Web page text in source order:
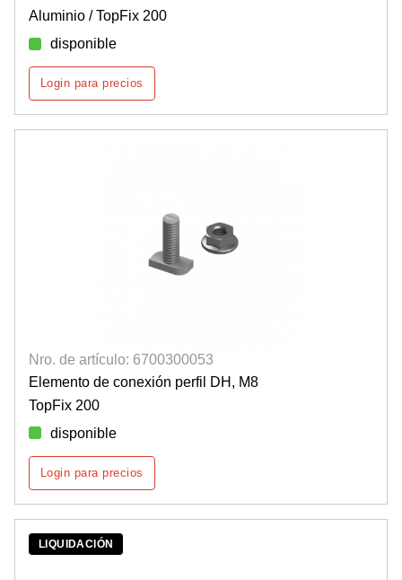
Aluminio / TopFix 200
disponible
Login para precios
Nro. de artículo: 6700300053
Elemento de conexión perfil DH, M8
TopFix 200
disponible
Login para precios
LIQUIDACIÓN